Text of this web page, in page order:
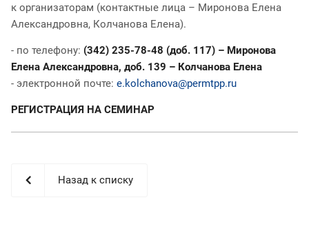
к организаторам (контактные лица – Миронова Елена
Александровна, Колчанова Елена).
- по телефону: (342) 235-78-48 (доб. 117) – Миронова
Елена Александровна, доб. 139 – Колчанова Елена
- электронной почте: e.kolchanova@permtpp.ru
РЕГИСТРАЦИЯ НА СЕМИНАР
Назад к списку